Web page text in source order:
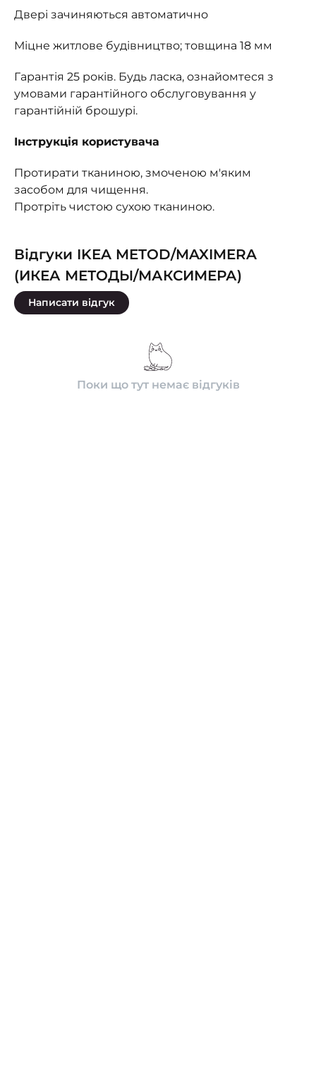
Двері зачиняються автоматично
Міцне житлове будівництво; товщина 18 мм
Гарантія 25 років. Будь ласка, ознайомтеся з
умовами гарантійного обслуговування у
гарантійній брошурі.
Інструкція користувача
Протирати тканиною, змоченою м'яким
засобом для чищення.
Протріть чистою сухою тканиною.
Відгуки IKEA METOD/MAXIMERA
(ИКЕА МЕТОДЫ/МАКСИМЕРА)
Написати відгук
Поки що тут немає відгуків